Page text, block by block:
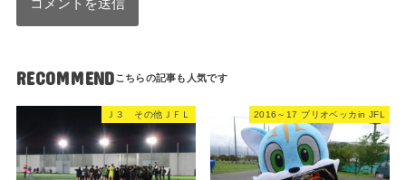
RECOMMEND
Ｊ３ その他ＪＦＬ 2016～17 ブリオベッカin JFL